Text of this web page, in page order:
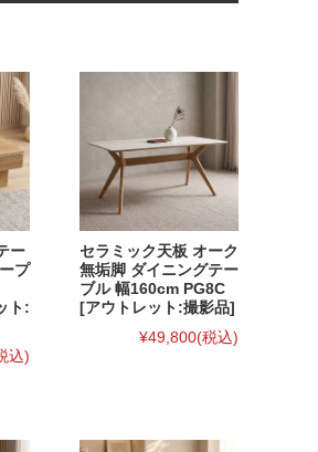
ー
プ
ト:
込)
セラミック天板 オーク
無垢脚 ダイニングテー
ブル 幅160cm PG8C
[アウトレット:撮影品]
¥49,800(税込)